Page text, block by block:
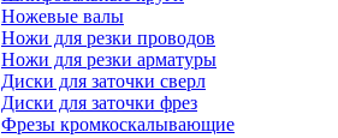
Ножевые валы
Ножи для резки проводов
Ножи для резки арматуры
Диски для заточки сверл
Диски для заточки фрез
Фрезы кромкоскалывающие